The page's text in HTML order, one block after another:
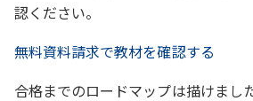
認ください。
無料資料請求で教材を確認する
合格までのロードマップは描けまし